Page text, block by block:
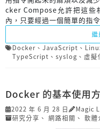
cker Compose允許把這些
內，只要經過一個簡單的指
繼
Docker 、 JavaScript 、
TypeScript 、 syslog 、 虛擬
Docker 的基本使用
2022 年 6 月 28 日
Magic
研究分享 、 網路相關 、 軟體